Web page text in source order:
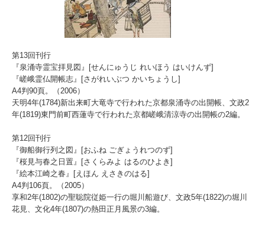
第13回刊行
『泉涌寺霊宝拝見図』[せんにゅうじ れいほう はいけんず]
『嵯峨霊仏開帳志』[さがれいぶつ かいちょうし]
A4判90頁。（2006）
天明4年(1784)新出来町大竜寺で行われた京都泉涌寺の出開帳、文政2
年(1819)東門前町西蓮寺で行われた京都嵯峨清涼寺の出開帳の2編。
第12回刊行
『御船御行列之図』[おふね ごぎょうれつのず]
『桜見与春之日置』[さくらみよ はるのひよき]
『絵本江崎之春』[えほん えさきのはる]
A4判106頁。（2005）
享和2年(1802)の聖聡院従姫一行の堀川船遊び、文政5年(1822)の堀川
花見、文化4年(1807)の熱田正月風景の3編。